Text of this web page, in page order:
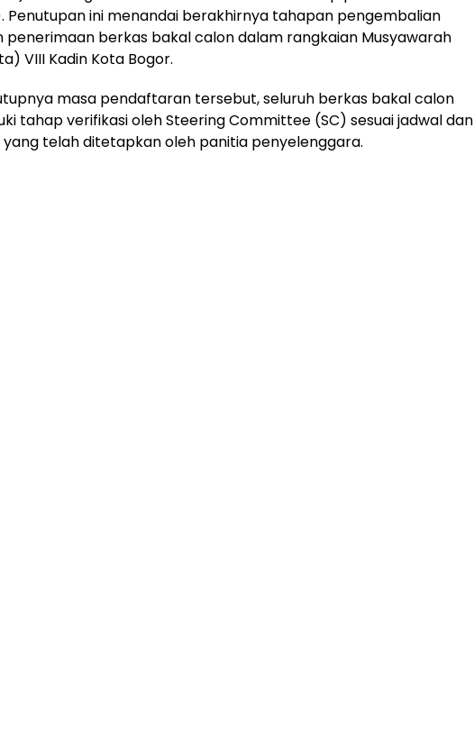
Penutupan ini menandai berakhirnya tahapan pengembalian
penerimaan berkas bakal calon dalam rangkaian Musyawarah
VIII Kadin Kota Bogor.
masa pendaftaran tersebut, seluruh berkas bakal calon
tahap verifikasi oleh Steering Committee (SC) sesuai jadwal dan
telah ditetapkan oleh panitia penyelenggara.